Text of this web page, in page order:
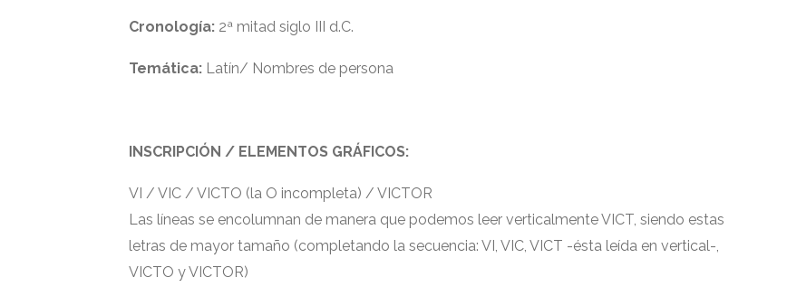
Cronología: 2ª mitad siglo III d.C.
Temática: Latín/ Nombres de persona
INSCRIPCIÓN / ELEMENTOS GRÁFICOS:
VI / VIC / VICTO (la O incompleta) / VICTOR
Las líneas se encolumnan de manera que podemos leer verticalmente VICT, siendo estas
letras de mayor tamaño (completando la secuencia: VI, VIC, VICT -ésta leída en vertical-,
VICTO y VICTOR)